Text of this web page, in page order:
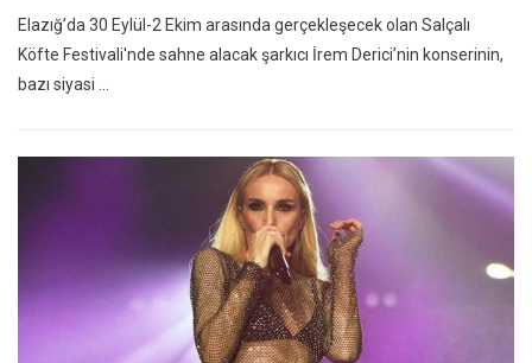
Elazığ’da 30 Eylül-2 Ekim arasında gerçekleşecek olan Salçalı
Köfte Festivali'nde sahne alacak şarkıcı İrem Derici’nin konserinin,
bazı siyasi ...